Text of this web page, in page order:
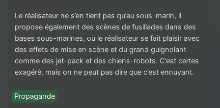
Le réalisateur ne s’en tient pas qu’au sous-marin, il
propose également des scènes de fusillades dans des
bases sous-marines, où le réalisateur se fait plaisir avec
des effets de mise en scène et du grand guignolant
comme des jet-pack et des chiens-robots. C’est certes
exagéré, mais on ne peut pas dire que c’est ennuyant.
Propagande